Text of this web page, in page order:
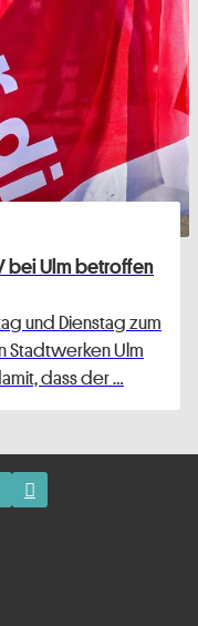
bei Ulm betroffen
und Dienstag zum
Stadtwerken Ulm
dass der …